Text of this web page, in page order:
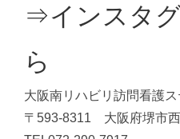
⇒インスタ
ら
大阪南リハビリ訪問看護
〒593-8311 大阪府堺市